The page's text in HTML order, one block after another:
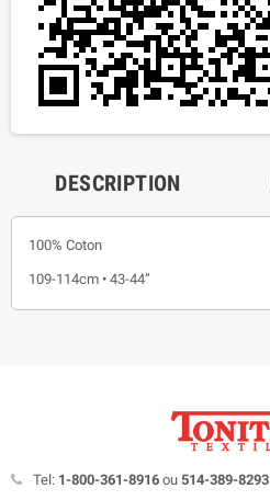
DESCRIPTION
100% Coton
109-114cm • 43-44”
Tel: 1-800-361-8916 ou 514-389-8293